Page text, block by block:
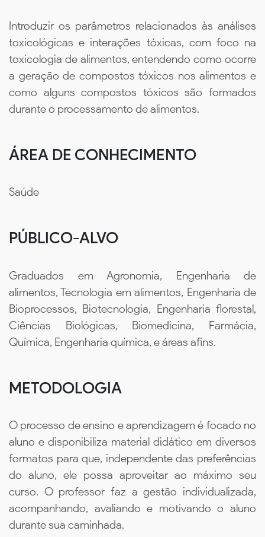
Introduzir os parâmetros relacionados às análises
toxicológicas e interações tóxicas, com foco na
toxicologia de alimentos, entendendo como ocorre
a geração de compostos tóxicos nos alimentos e
como alguns compostos tóxicos são formados
durante o processamento de alimentos.
ÁREA DE CONHECIMENTO
Saúde
PÚBLICO-ALVO
Graduados em Agronomia, Engenharia de
alimentos, Tecnologia em alimentos, Engenharia de
Bioprocessos, Biotecnologia, Engenharia florestal,
Ciências Biológicas, Biomedicina, Farmácia,
Química, Engenharia química, e áreas afins.
METODOLOGIA
O processo de ensino e aprendizagem é focado no
aluno e disponibiliza material didático em diversos
formatos para que, independente das preferências
do aluno, ele possa aproveitar ao máximo seu
curso. O professor faz a gestão individualizada,
acompanhando, avaliando e motivando o aluno
durante sua caminhada.